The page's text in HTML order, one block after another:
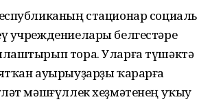
стационар социаль
учреждениелары белгестәре
тора. Уларға түшәктә
ауырыуҙарҙы ҡарарға
мәшғүллек хеҙмәтенең уҡыу